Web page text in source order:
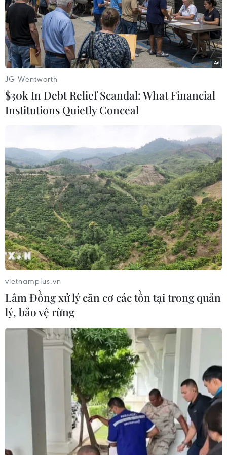
Nhiệt độ tại đảo băng Greenland
tăng cao bất thường
09/08/2019 04:26
Nhiệt độ lên tới 22 độ C ở Greenland khiến các du
khách đến đây tham quan phải mặc áo ngắn tay - điều
chưa từng xảy ra tại đảo băng nổi tiếng này.
Đi tìm thủ phạm làm gia tăng lượng khí
metan trong khí quyển
JG Wentworth
$30k In Debt Relief Scandal: What Financial
Institutions Quietly Conceal
vietnamplus.vn
Lâm Đồng xử lý căn cơ các tồn tại trong quản
lý, bảo vệ rừng